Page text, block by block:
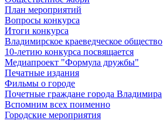
План мероприятий
Вопросы конкурса
Итоги конкурса
Владимирское краеведческое общество
10-летию конкурса посвящается
Медиапроект "Формула дружбы"
Печатные издания
Фильмы о городе
Почетные граждане города Владимира
Вспомним всех поименно
Городские мероприятия